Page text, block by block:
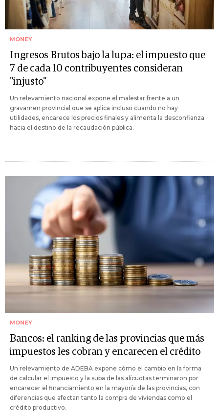
MONEY
Ingresos Brutos bajo la lupa: el impuesto que
7 de cada 10 contribuyentes consideran
"injusto"
Un relevamiento nacional expone el malestar frente a un
gravamen provincial que se aplica incluso cuando no hay
utilidades, encarece los precios finales y alimenta la desconfianza
hacia el destino de la recaudación pública.
MONEY
Bancos: el ranking de las provincias que más
impuestos les cobran y encarecen el crédito
Un relevamiento de ADEBA expone cómo el cambio en la forma
de calcular el impuesto y la suba de las alícuotas terminaron por
encarecer el financiamiento en la mayoría de las provincias, con
diferencias que afectan tanto la compra de viviendas como el
crédito productivo.